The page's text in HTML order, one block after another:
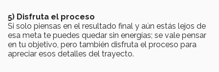
5) Disfruta el proceso
Si solo piensas en el resultado final y aún estás lejos de
esa meta te puedes quedar sin energías; se vale pensar
en tu objetivo, pero también disfruta el proceso para
apreciar esos detalles del trayecto.